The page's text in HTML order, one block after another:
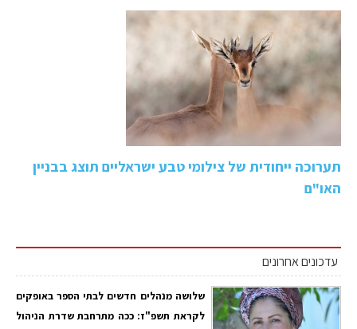
תערוכה ייחודית של צילומי טבע ישראליים תוצג בבניין
האו"ם
עדכונים אחרונים
שלושה מנהלים חדשים לבתי הספר באופקים
לקראת תשפ"ז: ככה מתרחבת שדרת הניהול